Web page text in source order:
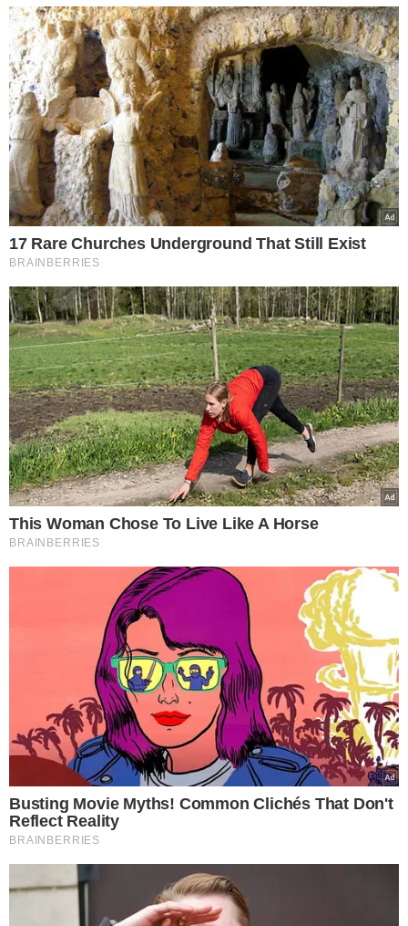
'Os Estados Unidos apreciam o
engajamento ativo e construtivo dos
membros que se dispuseram a trabalhar
bilateralmente com os Estados Unidos
para tomar medidas concretas em
relação a essas questões, e esperamos
continuar engajados', afirmou ainda um
TÓPICOS
BRASIL OMC TARIFAS
DONALD TRUMP
COMÉRCIO INTERNACIONAL
VER COMENTÁRIOS
VEJA TAMBÉM
CHAPA DE FEDERAL
Descubra o patrimônio
de Castro Neto, Marcos
Aurélio e outros 9
nomes do MDB